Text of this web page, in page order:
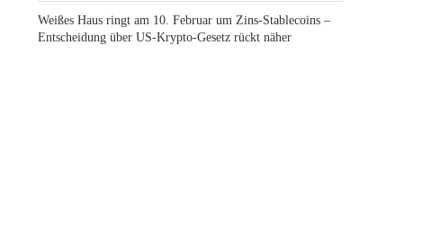
Weißes Haus ringt am 10. Februar um Zins-Stablecoins –
Entscheidung über US-Krypto-Gesetz rückt näher